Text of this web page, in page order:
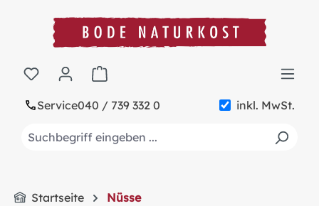
springen
Service040 / 739 332 0 inkl. MwSt.
Warenkorb enthält 0 Positionen. Der
Startseite Nüsse